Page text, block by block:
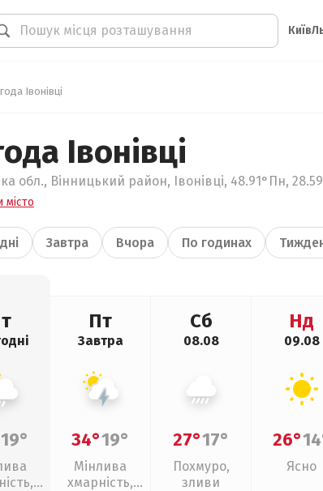
Київ
Івонівці
Івонівці
обл., Вінницький район, Івонівці, 48.91°Пн,
місто
Завтра Вчора По годинах
19°
Пт
Завтра
34°19°
Мінлива
хмарність,
Сб
08.08
27°17°
Похмуро,
зливи
Нд
09.08
26°
Ясно